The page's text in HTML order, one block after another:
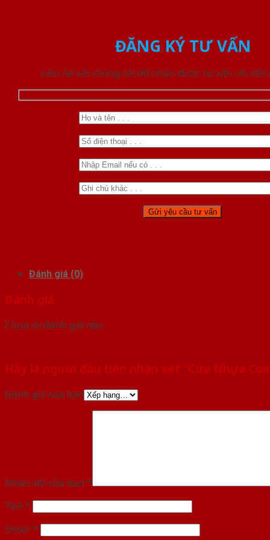
ĐĂNG KÝ TƯ VẤN
Liên hệ với chúng tôi để nhận được tư vấn chi tiết
Đánh giá (0)
Đánh giá
Chưa có đánh giá nào.
Hãy là người đầu tiên nhận xét “Cửa Nhựa
Đánh giá của bạn
Nhận xét của bạn *
Tên *
Email *